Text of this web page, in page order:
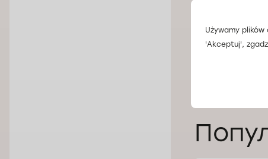
зміна
Важливим
Записатися на
Używamy
'Akceptuj',